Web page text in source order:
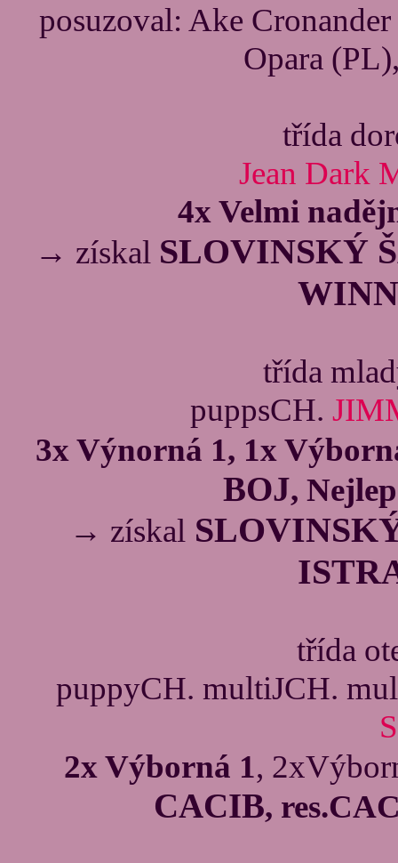
posuzoval: Ake
Opara
třída
Jean Dark
4x Velmi
→ získal SLOVINSKÝ
třída
puppsCH.
3x Výnorná 1, 1x
BOJ,
→ získal
třída
puppyCH. multiJCH.
2x Výborná 1,
CACIB,